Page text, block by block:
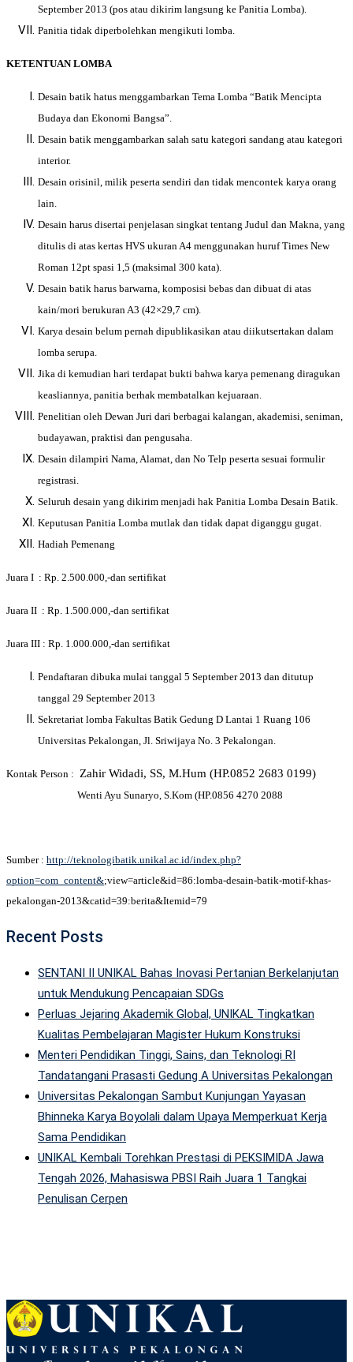
September 2013 (pos atau dikirim langsung ke Panitia Lomba).
Panitia tidak diperbolehkan mengikuti lomba.
KETENTUAN LOMBA
Desain batik hatus menggambarkan Tema Lomba “Batik Mencipta
Budaya dan Ekonomi Bangsa”.
Desain batik menggambarkan salah satu kategori sandang atau kategori
interior.
Desain orisinil, milik peserta sendiri dan tidak mencontek karya orang
lain.
Desain harus disertai penjelasan singkat tentang Judul dan Makna, yang
ditulis di atas kertas HVS ukuran A4 menggunakan huruf Times New
Roman 12pt spasi 1,5 (maksimal 300 kata).
Desain batik harus barwarna, komposisi bebas dan dibuat di atas
kain/mori berukuran A3 (42×29,7 cm).
Karya desain belum pernah dipublikasikan atau diikutsertakan dalam
lomba serupa.
Jika di kemudian hari terdapat bukti bahwa karya pemenang diragukan
keasliannya, panitia berhak membatalkan kejuaraan.
Penelitian oleh Dewan Juri dari berbagai kalangan, akademisi, seniman,
budayawan, praktisi dan pengusaha.
Desain dilampiri Nama, Alamat, dan No Telp peserta sesuai formulir
registrasi.
Seluruh desain yang dikirim menjadi hak Panitia Lomba Desain Batik.
Keputusan Panitia Lomba mutlak dan tidak dapat diganggu gugat.
Hadiah Pemenang
Juara I : Rp. 2.500.000,-dan sertifikat
Juara II : Rp. 1.500.000,-dan sertifikat
Juara III : Rp. 1.000.000,-dan sertifikat
Pendaftaran dibuka mulai tanggal 5 September 2013 dan ditutup
tanggal 29 September 2013
Sekretariat lomba Fakultas Batik Gedung D Lantai 1 Ruang 106
Universitas Pekalongan, Jl. Sriwijaya No. 3 Pekalongan.
Kontak Person : Zahir Widadi, SS, M.Hum (HP.0852 2683 0199)
Wenti Ayu Sunaryo, S.Kom (HP.0856 4270 2088
Sumber : http://teknologibatik.unikal.ac.id/index.php?
option=com_content&;view=article&id=86:lomba-desain-batik-motif-khas-
pekalongan-2013&catid=39:berita&Itemid=79
Recent Posts
SENTANI II UNIKAL Bahas Inovasi Pertanian Berkelanjutan
untuk Mendukung Pencapaian SDGs
Perluas Jejaring Akademik Global, UNIKAL Tingkatkan
Kualitas Pembelajaran Magister Hukum Konstruksi
Menteri Pendidikan Tinggi, Sains, dan Teknologi RI
Tandatangani Prasasti Gedung A Universitas Pekalongan
Universitas Pekalongan Sambut Kunjungan Yayasan
Bhinneka Karya Boyolali dalam Upaya Memperkuat Kerja
Sama Pendidikan
UNIKAL Kembali Torehkan Prestasi di PEKSIMIDA Jawa
Tengah 2026, Mahasiswa PBSI Raih Juara 1 Tangkai
Penulisan Cerpen